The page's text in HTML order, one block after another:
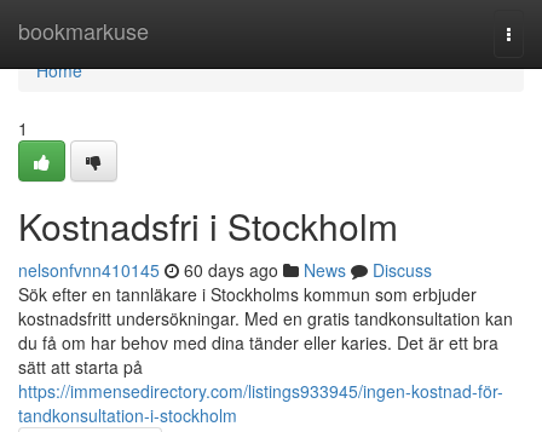
bookmarkuse
Home
Home
1
Kostnadsfri i Stockholm
nelsonfvnn410145 60 days ago News
Discuss
Sök efter en tannläkare i Stockholms kommun som erbjuder
kostnadsfritt undersökningar. Med en gratis tandkonsultation kan
du få om har behov med dina tänder eller karies. Det är ett bra
sätt att starta på
https://immensedirectory.com/listings933945/ingen-kostnad-för-
tandkonsultation-i-stockholm